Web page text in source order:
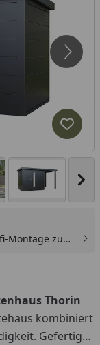
Montage zum
Thorin
kombiniert
Gefertigt